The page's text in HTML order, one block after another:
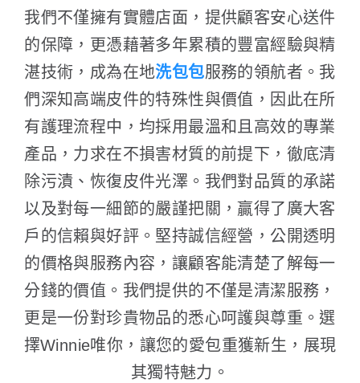
我們不僅擁有實體店面，提供顧客安心送件
的保障，更憑藉著多年累積的豐富經驗與精
湛技術，成為在地洗包包服務的領航者。我
們深知高端皮件的特殊性與價值，因此在所
有護理流程中，均採用最溫和且高效的專業
產品，力求在不損害材質的前提下，徹底清
除污漬、恢復皮件光澤。我們對品質的承諾
以及對每一細節的嚴謹把關，贏得了廣大客
戶的信賴與好評。堅持誠信經營，公開透明
的價格與服務內容，讓顧客能清楚了解每一
分錢的價值。我們提供的不僅是清潔服務，
更是一份對珍貴物品的悉心呵護與尊重。選
擇Winnie唯你，讓您的愛包重獲新生，展現
其獨特魅力。